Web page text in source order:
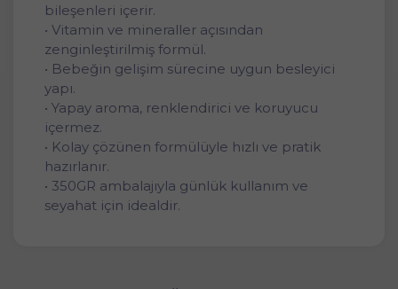
bileşenleri içerir.
• Vitamin ve mineraller açısından
zenginleştirilmiş formül.
• Bebeğin gelişim sürecine uygun besleyici
yapı.
• Yapay aroma, renklendirici ve koruyucu
içermez.
• Kolay çözünen formülüyle hızlı ve pratik
hazırlanır.
• 350GR ambalajıyla günlük kullanım ve
seyahat için idealdir.